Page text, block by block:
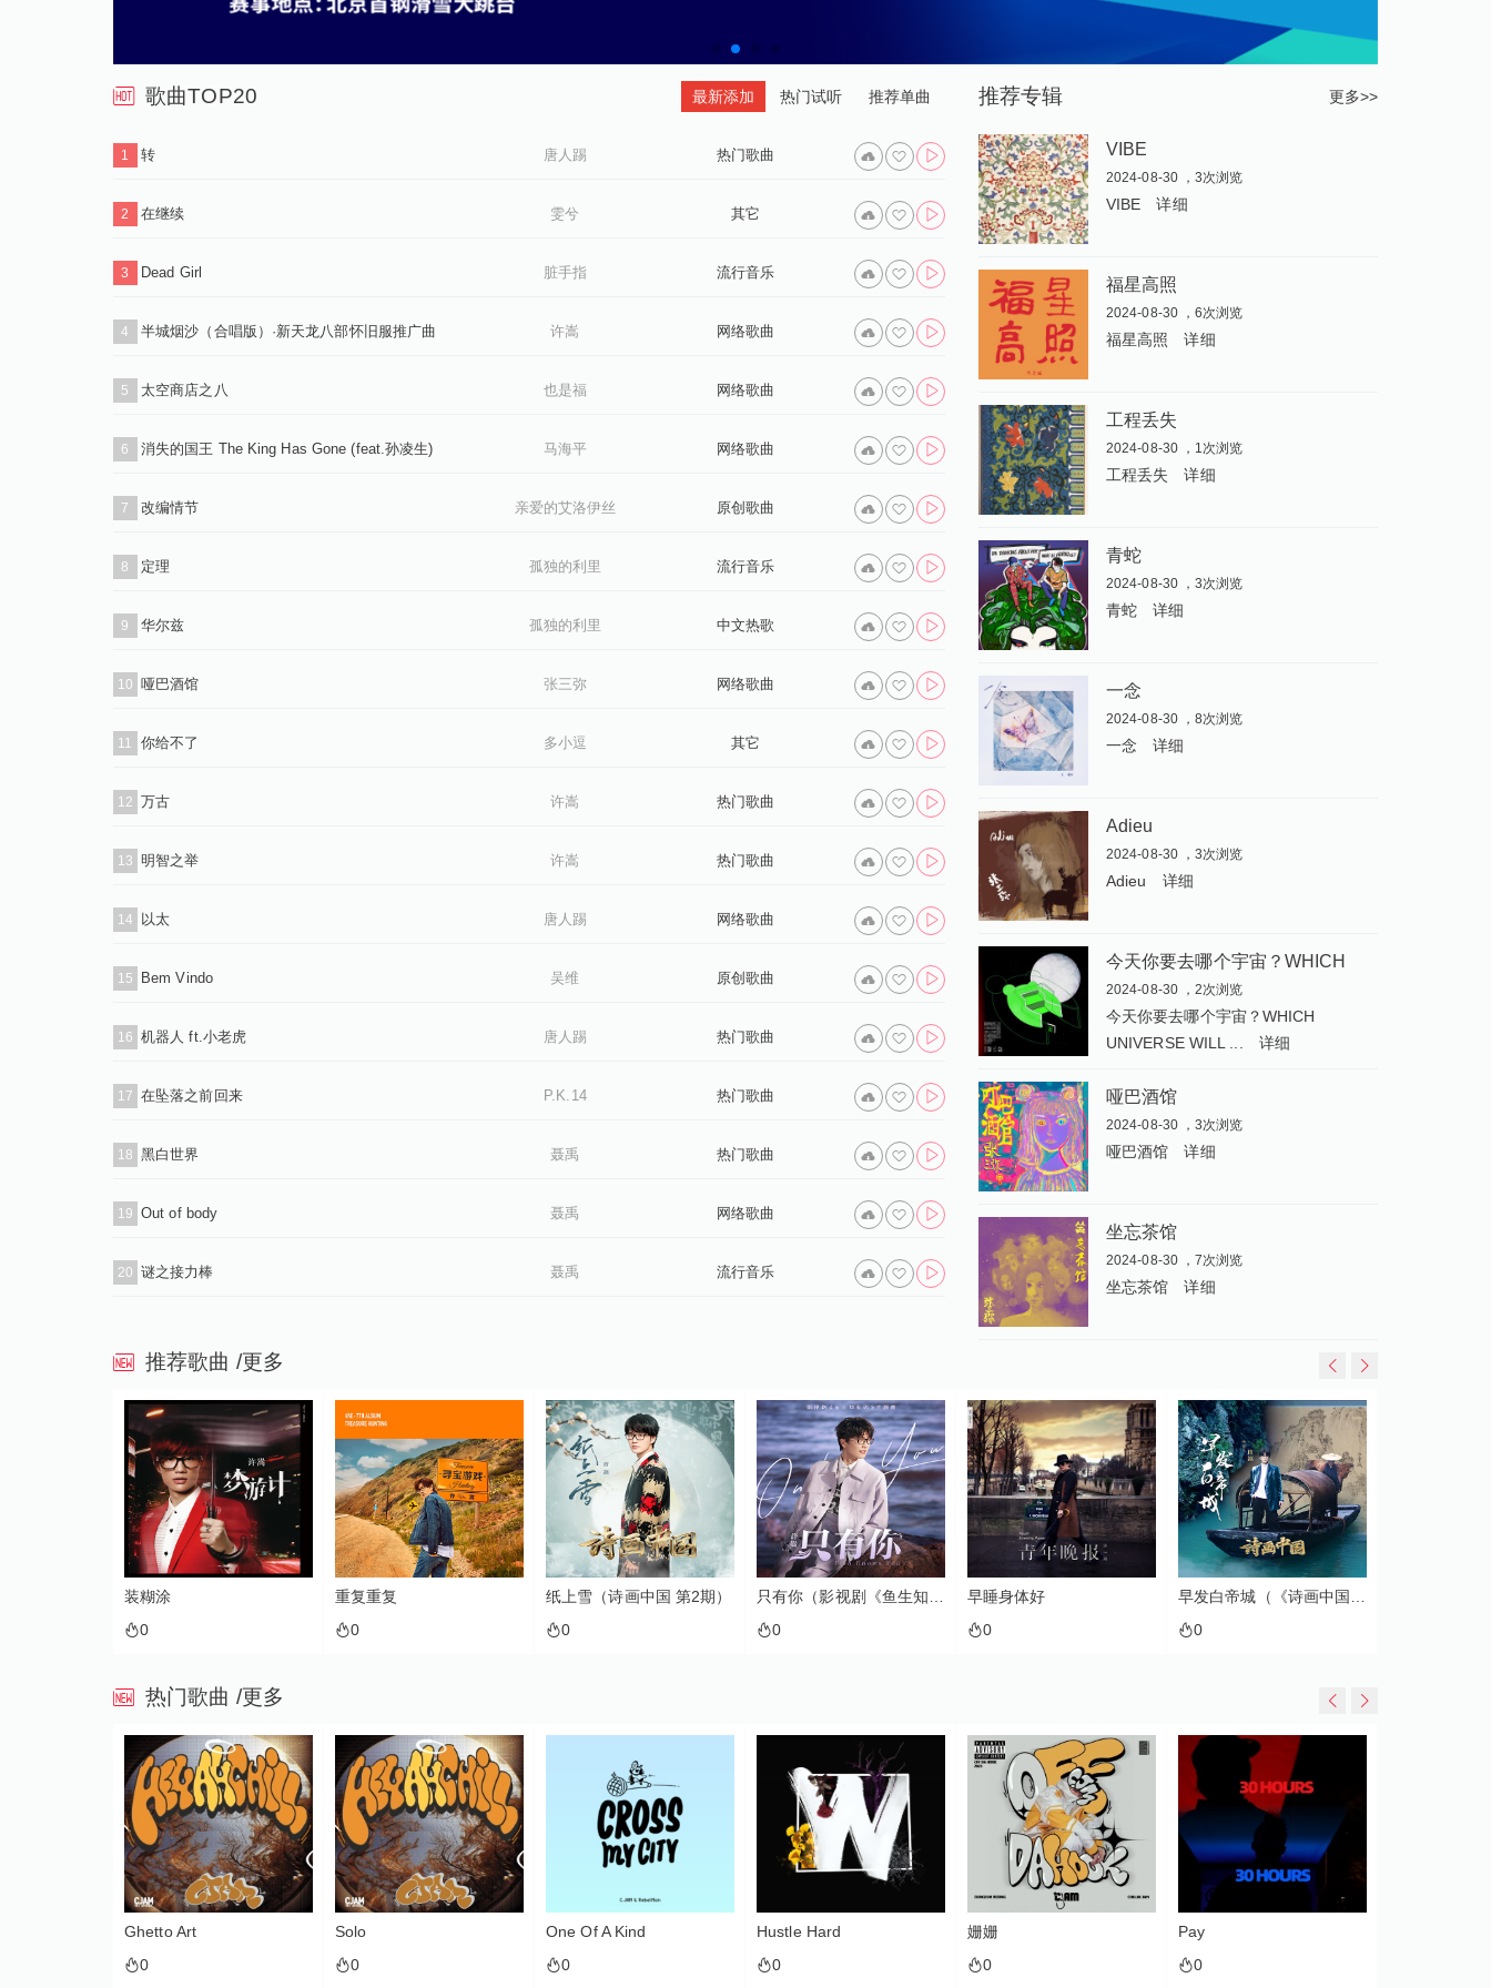
歌曲TOP20 最新添加 热门试听 推荐单曲
1 转 唐人踢 热门歌曲
2 在继续 雯兮 其它
3 Dead Girl 脏手指 流行音乐
4 半城烟沙（合唱版）·新天龙八部怀旧服推广曲 许嵩 网络歌曲
5 太空商店之八 也是福 网络歌曲
6 消失的国王 The King Has Gone (feat.孙凌生) 马海平 网络歌曲
7 改编情节 亲爱的艾洛伊丝 原创歌曲
8 定理 孤独的利里 流行音乐
9 华尔兹 孤独的利里 中文热歌
10 哑巴酒馆 张三弥 网络歌曲
11 你给不了 多小逗 其它
12 万古 许嵩 热门歌曲
13 明智之举 许嵩 热门歌曲
14 以太 唐人踢 网络歌曲
15 Bem Vindo 吴维 原创歌曲
16 机器人 ft.小老虎 唐人踢 热门歌曲
17 在坠落之前回来 P.K.14 热门歌曲
18 黑白世界 聂禹 热门歌曲
19 Out of body 聂禹 网络歌曲
20 谜之接力棒 聂禹 流行音乐
推荐专辑 更多>>
VIBE
2024-08-30 ，3次浏览
VIBE 详细
福星高照
2024-08-30 ，6次浏览
福星高照 详细
工程丢失
2024-08-30 ，1次浏览
工程丢失 详细
青蛇
2024-08-30 ，3次浏览
青蛇 详细
一念
2024-08-30 ，8次浏览
一念 详细
Adieu
2024-08-30 ，3次浏览
Adieu 详细
2024-08-30 ，2次浏览
今天你要去哪个宇宙？WHICH
UNIVERSE WILL ...
详细
哑巴酒馆
2024-08-30 ，3次浏览
哑巴酒馆 详细
坐忘茶馆
2024-08-30 ，7次浏览
坐忘茶馆 详细
推荐歌曲 /更多
纸上雪（诗画中国 第2期）
只有你（影视剧《鱼生知有你》主题曲）
早睡身体好
早发白帝城（《诗画中国》第2季 第1期）
热门歌曲 /更多
Solo
Hustle Hard
姗姗